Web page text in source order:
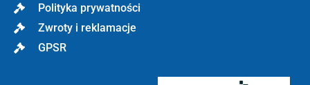
Polityka prywatności
Zwroty i reklamacje
GPSR